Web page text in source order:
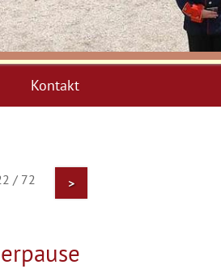
Kontakt
/ 72 >